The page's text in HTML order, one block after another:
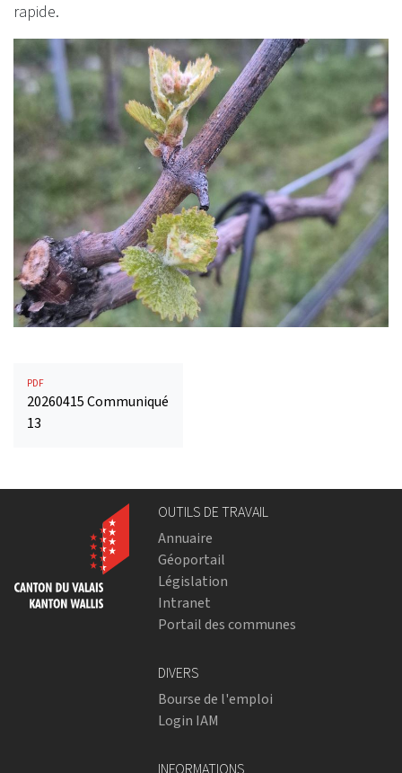
rapide.
PDF
20260415 Communiqué
13
OUTILS DE TRAVAIL
Annuaire
Géoportail
Législation
Intranet
Portail des communes
DIVERS
Bourse de l'emploi
Login IAM
INFORMATIONS